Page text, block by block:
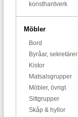
konsthantverk
Möbler
Bord
Byråar, sekretärer
Kistor
Matsalsgrupper
Möbler, övrigt
Sittgrupper
Skåp & hyllor